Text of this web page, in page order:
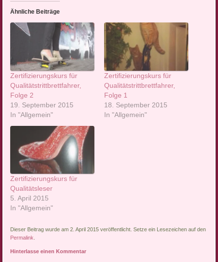
Ähnliche Beiträge
Zertifizierungskurs für
Qualitätstrittbrettfahrer,
Folge 2
19. September 2015
In "Allgemein"
Zertifizierungskurs für
Qualitätstrittbrettfahrer,
Folge 1
18. September 2015
In "Allgemein"
Zertifizierungskurs für
Qualitätsleser
5. April 2015
In "Allgemein"
Dieser Beitrag wurde am 2. April 2015 veröffentlicht. Setze ein Lesezeichen auf den
Permalink
Hinterlasse einen Kommentar